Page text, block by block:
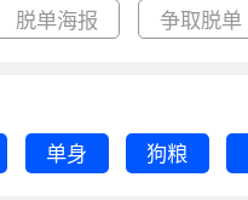
脱单海报 争取脱单
单身 狗粮